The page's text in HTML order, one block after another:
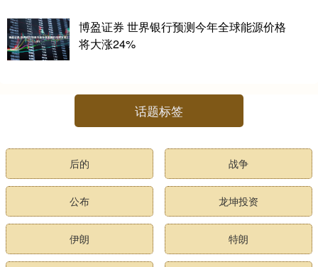
博盈证券 世界银行预测今年全球能源价格
将大涨24%
话题标签
后的 战争
公布 龙坤投资
伊朗 特朗